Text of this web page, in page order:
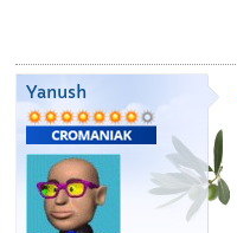
Yanush